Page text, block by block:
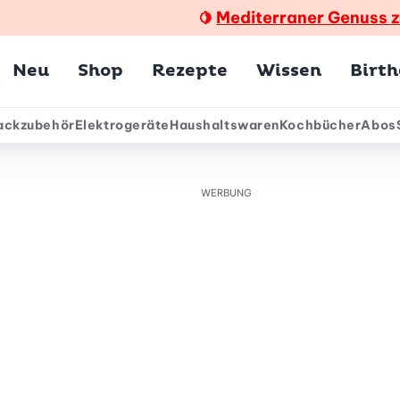
🍋 Mediterraner Genuss
Neu Shop Rezepte Wissen
ElektrogeräteHaushaltswarenKochbücherAbos
WERBUNG